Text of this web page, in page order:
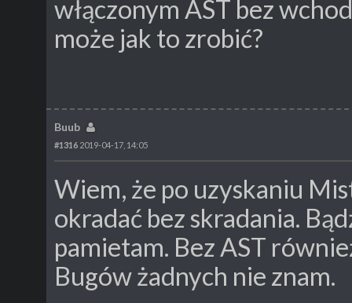
włączonym AST bez
może jak to zrobić?
Buub
#1316 2019-04-17, 14:05
Wiem, że po uzyskaniu
okradać bez skradania.
pamietam. Bez AST
Bugów żadnych nie znam.